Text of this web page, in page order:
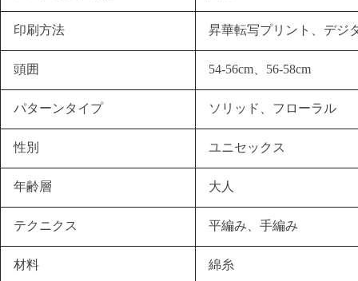
印刷方法 昇華転写プリント、デジ
頭囲 54-56cm、56-58cm
パターンタイプ ソリッド、フローラル
性別 ユニセックス
年齢層 大人
テクニクス 平編み、手編み
材料 綿糸